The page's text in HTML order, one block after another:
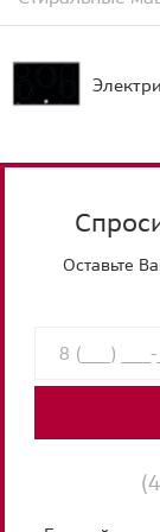
Оставьте